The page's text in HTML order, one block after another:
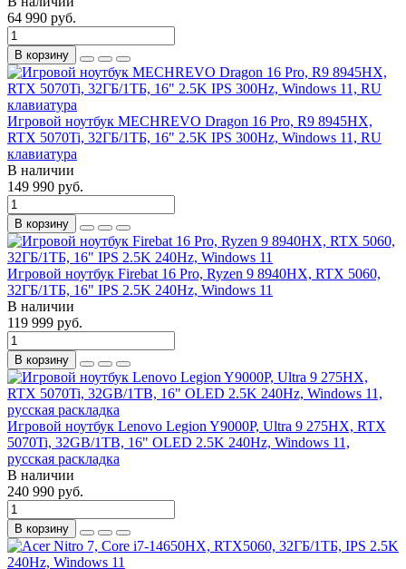
64 990 руб.
В корзину
Игровой ноутбук MECHREVO Dragon 16 Pro, R9 8945HX,
RTX 5070Ti, 32ГБ/1ТБ, 16" 2.5K IPS 300Hz, Windows 11, RU
клавиатура
В наличии
149 990 руб.
В корзину
Игровой ноутбук Firebat 16 Pro, Ryzen 9 8940HX, RTX 5060,
32ГБ/1ТБ, 16" IPS 2.5K 240Hz, Windows 11
В наличии
119 999 руб.
В корзину
Игровой ноутбук Lenovo Legion Y9000P, Ultra 9 275HX, RTX
5070Ti, 32GB/1TB, 16" OLED 2.5K 240Hz, Windows 11,
русская раскладка
В наличии
240 990 руб.
В корзину